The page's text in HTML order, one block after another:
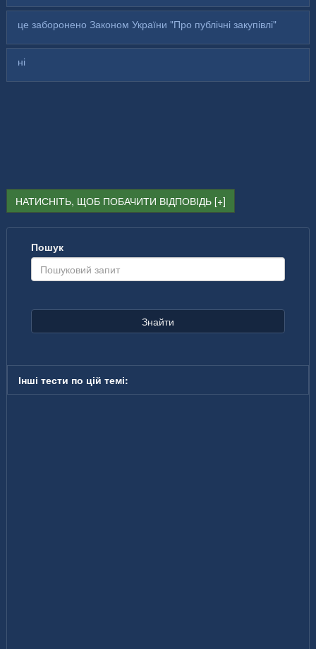
це заборонено Законом України "Про публічні закупівлі"
ні
НАТИСНІТЬ, ЩОБ ПОБАЧИТИ ВІДПОВІДЬ
Пошук
Знайти
Інші тести по цій темі: